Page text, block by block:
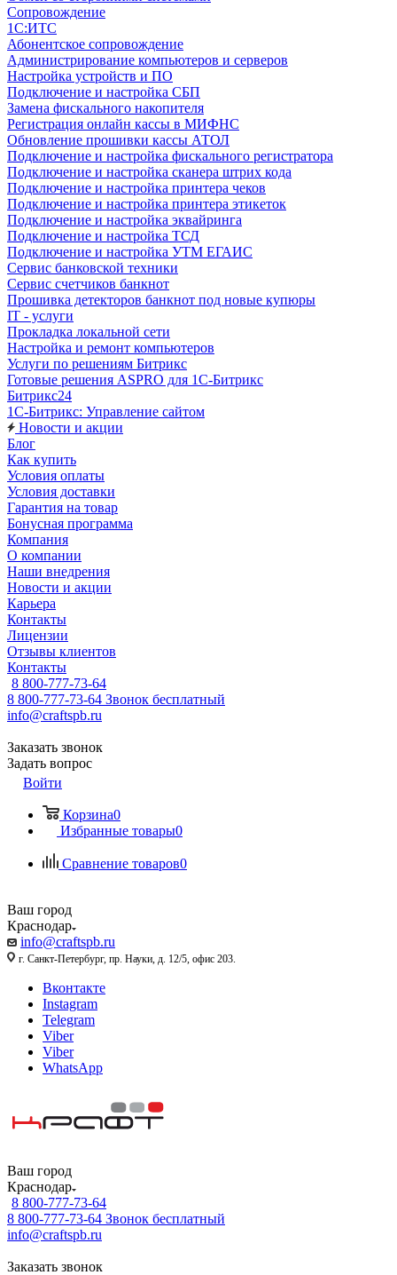
Сопровождение
1C:ИТС
Абонентское сопровождение
Администрирование компьютеров и серверов
Настройка устройств и ПО
Подключение и настройка СБП
Замена фискального накопителя
Регистрация онлайн кассы в МИФНС
Обновление прошивки кассы АТОЛ
Подключение и настройка фискального регистратора
Подключение и настройка сканера штрих кода
Подключение и настройка принтера чеков
Подключение и настройка принтера этикеток
Подключение и настройка эквайринга
Подключение и настройка ТСД
Подключение и настройка УТМ ЕГАИС
Сервис банковской техники
Сервис счетчиков банкнот
Прошивка детекторов банкнот под новые купюры
IT - услуги
Прокладка локальной сети
Настройка и ремонт компьютеров
Услуги по решениям Битрикс
Готовые решения ASPRO для 1С-Битрикс
Битрикс24
1С-Битрикс: Управление сайтом
Новости и акции
Блог
Как купить
Условия оплаты
Условия доставки
Гарантия на товар
Бонусная программа
Компания
О компании
Наши внедрения
Новости и акции
Карьера
Контакты
Лицензии
Отзывы клиентов
Контакты
8 800-777-73-64
8 800-777-73-64 Звонок бесплатный
info@craftspb.ru
Заказать звонок
Задать вопрос
Войти
Корзина0
Избранные товары0
Сравнение товаров0
Ваш город
Краснодар
info@craftspb.ru
г. Санкт-Петербург, пр. Науки, д. 12/5, офис 203.
Вконтакте
Instagram
Telegram
Viber
Viber
WhatsApp
Ваш город
Краснодар
8 800-777-73-64
8 800-777-73-64 Звонок бесплатный
info@craftspb.ru
Заказать звонок